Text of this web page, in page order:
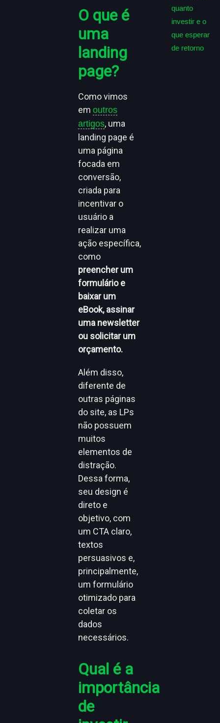
O que é
uma
landing
page?
Como vimos
emoutros
artigos, uma
landing page é
uma página
focada em
conversão,
criada para
incentivar o
usuário a
realizar uma
ação específica,
como
preencher um
formulário e
baixar um
eBook, assinar
uma newsletter
ou solicitar um
orçamento.
Além disso,
diferente de
outras páginas
do site, as LPs
não possuem
muitos
elementos de
distração.
Dessa forma,
seu design é
direto e
objetivo, com
um CTA claro,
textos
persuasivos e,
principalmente,
um formulário
otimizado para
coletar os
dados
necessários.
Qual é a
importância
de
quanto
investir e o
que esperar
de retorno